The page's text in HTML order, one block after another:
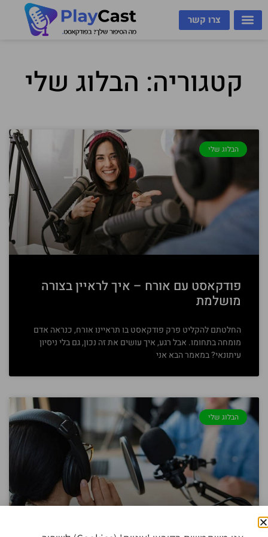
צרו קשר
קטגוריה: הבלוג שלי
הבלוג שלי
פודקאסט עם אורח – איך לראיין בצורה
מושלמת
החלטתם להקליט פרק פודקאסט בו תראיינו אורח, כנראה אדם
מומחה בתחומו. אבל רגע, איך עושים את זה נכון, גם בלי ניסיון
עיתונאי? במאמר הבא אני
הבלוג שלי